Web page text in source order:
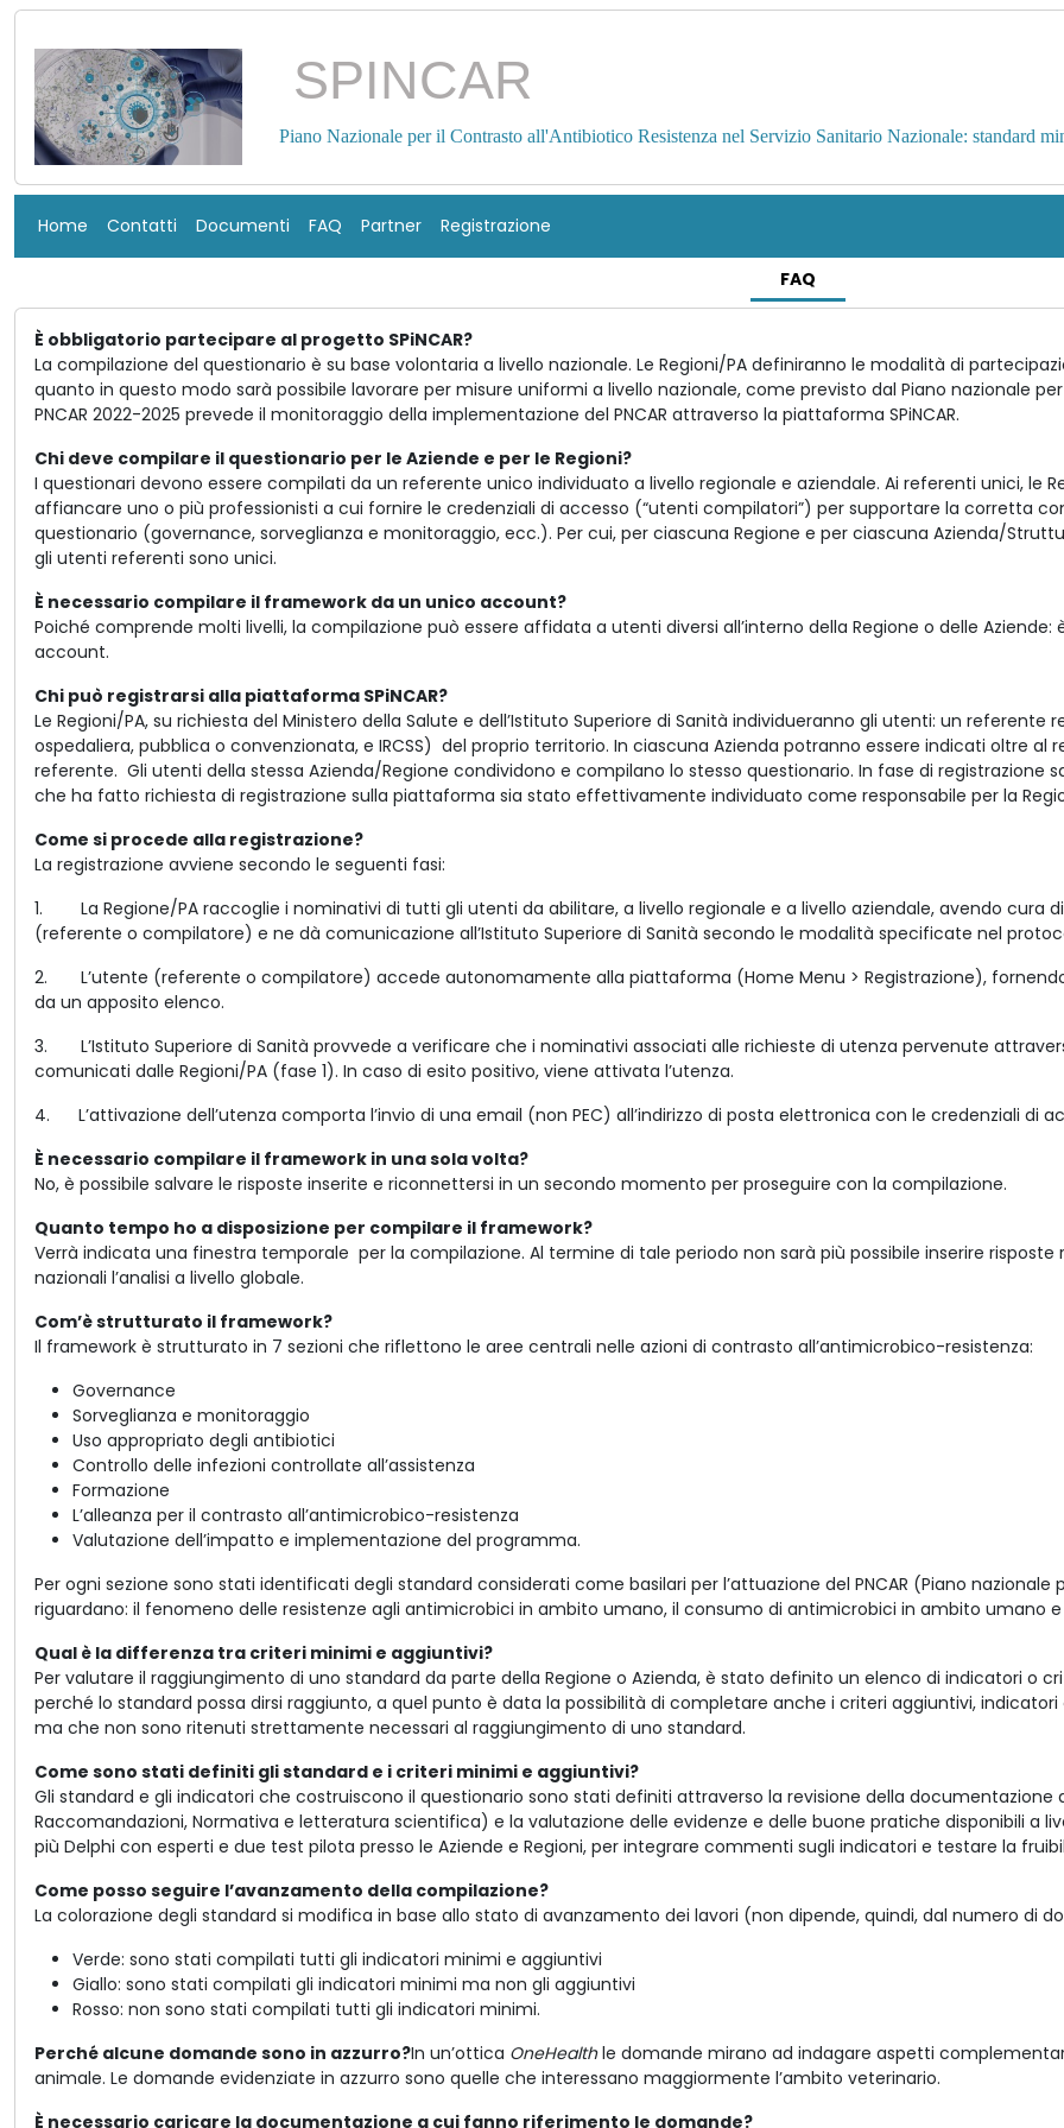
SPINCAR
Piano Nazionale per il Contrasto all'Antibiotico Resistenza nel Servizio Sanitario Nazionale: standard
Home Contatti Documenti FAQ Partner Registrazione
FAQ
È obbligatorio partecipare al progetto SPiNCAR?
La compilazione del questionario è su base volontaria a livello nazionale. Le Regioni/PA definiranno le modalità di
quanto in questo modo sarà possibile lavorare per misure uniformi a livello nazionale, come previsto dal Piano nazionale
PNCAR 2022-2025 prevede il monitoraggio della implementazione del PNCAR attraverso la piattaforma SPiNCAR.
Chi deve compilare il questionario per le Aziende e per le Regioni?
I questionari devono essere compilati da un referente unico individuato a livello regionale e aziendale. Ai referenti unici, le
affiancare uno o più professionisti a cui fornire le credenziali di accesso (“utenti compilatori”) per supportare la corretta
questionario (governance, sorveglianza e monitoraggio, ecc.). Per cui, per ciascuna Regione e per ciascuna Azienda/
gli utenti referenti sono unici.
È necessario compilare il framework da un unico account?
Poiché comprende molti livelli, la compilazione può essere affidata a utenti diversi all’interno della Regione o delle
account.
Chi può registrarsi alla piattaforma SPiNCAR?
Le Regioni/PA, su richiesta del Ministero della Salute e dell’Istituto Superiore di Sanità individueranno gli utenti: un referente
ospedaliera, pubblica o convenzionata, e IRCSS) del proprio territorio. In ciascuna Azienda potranno essere indicati oltre
referente. Gli utenti della stessa Azienda/Regione condividono e compilano lo stesso questionario. In fase di
che ha fatto richiesta di registrazione sulla piattaforma sia stato effettivamente individuato come responsabile per la
Come si procede alla registrazione?
La registrazione avviene secondo le seguenti fasi:
1. La Regione/PA raccoglie i nominativi di tutti gli utenti da abilitare, a livello regionale e a livello aziendale, avendo cura
(referente o compilatore) e ne dà comunicazione all’Istituto Superiore di Sanità secondo le modalità specificate nel
2. L’utente (referente o compilatore) accede autonomamente alla piattaforma (Home Menu > Registrazione),
da un apposito elenco.
3. L’Istituto Superiore di Sanità provvede a verificare che i nominativi associati alle richieste di utenza pervenute
comunicati dalle Regioni/PA (fase 1). In caso di esito positivo, viene attivata l’utenza.
4. L’attivazione dell’utenza comporta l’invio di una email (non PEC) all’indirizzo di posta elettronica con le credenziali di
È necessario compilare il framework in una sola volta?
No, è possibile salvare le risposte inserite e riconnettersi in un secondo momento per proseguire con la compilazione.
Quanto tempo ho a disposizione per compilare il framework?
Verrà indicata una finestra temporale per la compilazione. Al termine di tale periodo non sarà più possibile inserire
nazionali l’analisi a livello globale.
Com’è strutturato il framework?
Il framework è strutturato in 7 sezioni che riflettono le aree centrali nelle azioni di contrasto all’antimicrobico-resistenza:
Governance
Sorveglianza e monitoraggio
Uso appropriato degli antibiotici
Controllo delle infezioni controllate all’assistenza
Formazione
L’alleanza per il contrasto all’antimicrobico-resistenza
Valutazione dell’impatto e implementazione del programma.
Per ogni sezione sono stati identificati degli standard considerati come basilari per l’attuazione del PNCAR (Piano
riguardano: il fenomeno delle resistenze agli antimicrobici in ambito umano, il consumo di antimicrobici in ambito umano e
Qual è la differenza tra criteri minimi e aggiuntivi?
Per valutare il raggiungimento di uno standard da parte della Regione o Azienda, è stato definito un elenco di indicatori o
perché lo standard possa dirsi raggiunto, a quel punto è data la possibilità di completare anche i criteri aggiuntivi,
ma che non sono ritenuti strettamente necessari al raggiungimento di uno standard.
Come sono stati definiti gli standard e i criteri minimi e aggiuntivi?
Gli standard e gli indicatori che costruiscono il questionario sono stati definiti attraverso la revisione della
Raccomandazioni, Normativa e letteratura scientifica) e la valutazione delle evidenze e delle buone pratiche disponibili a
più Delphi con esperti e due test pilota presso le Aziende e Regioni, per integrare commenti sugli indicatori e testare la
Come posso seguire l’avanzamento della compilazione?
La colorazione degli standard si modifica in base allo stato di avanzamento dei lavori (non dipende, quindi, dal numero di
Verde: sono stati compilati tutti gli indicatori minimi e aggiuntivi
Giallo: sono stati compilati gli indicatori minimi ma non gli aggiuntivi
Rosso: non sono stati compilati tutti gli indicatori minimi.
Perché alcune domande sono in azzurro?In un’ottica OneHealthle domande mirano ad indagare aspetti
animale. Le domande evidenziate in azzurro sono quelle che interessano maggiormente l’ambito veterinario.
È necessario caricare la documentazione a cui fanno riferimento le domande?